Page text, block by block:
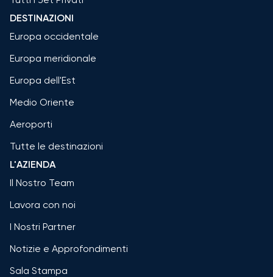
DESTINAZIONI
Europa occidentale
Europa meridionale
Europa dell'Est
Medio Oriente
Aeroporti
Tutte le destinazioni
L'AZIENDA
Il Nostro Team
Lavora con noi
I Nostri Partner
Notizie e Approfondimenti
Sala Stampa